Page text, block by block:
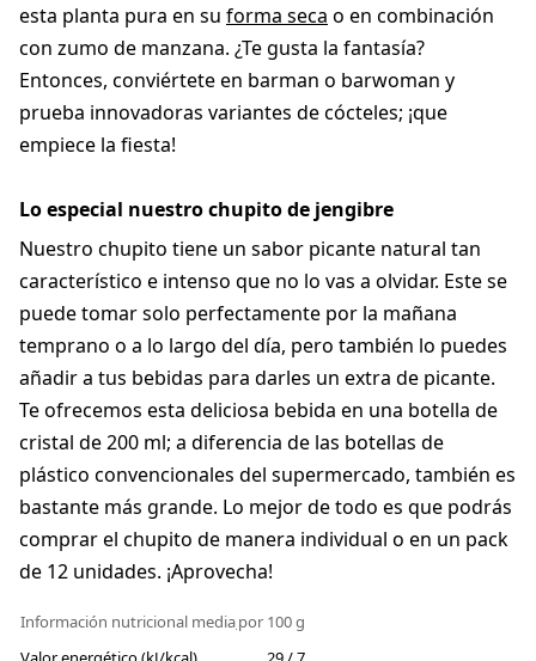
esta planta pura en su forma seca o en combinación
con zumo de manzana. ¿Te gusta la fantasía?
Entonces, conviértete en barman o barwoman y
prueba innovadoras variantes de cócteles; ¡que
empiece la fiesta!
Lo especial nuestro chupito de jengibre
Nuestro chupito tiene un sabor picante natural tan
característico e intenso que no lo vas a olvidar. Este se
puede tomar solo perfectamente por la mañana
temprano o a lo largo del día, pero también lo puedes
añadir a tus bebidas para darles un extra de picante.
Te ofrecemos esta deliciosa bebida en una botella de
cristal de 200 ml; a diferencia de las botellas de
plástico convencionales del supermercado, también es
bastante más grande. Lo mejor de todo es que podrás
comprar el chupito de manera individual o en un pack
de 12 unidades. ¡Aprovecha!
Información nutricional mediapor 100 g